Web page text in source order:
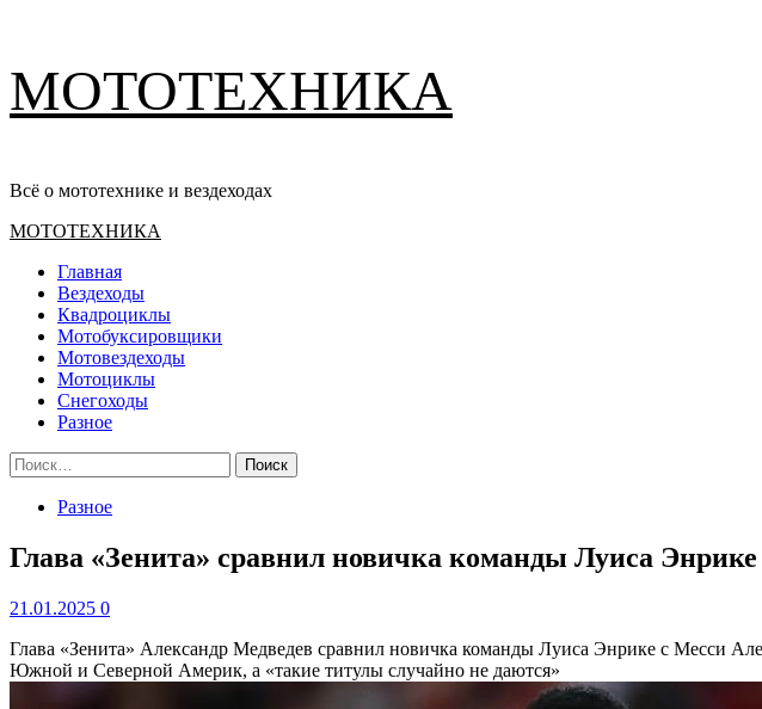
содержимому
МОТОТЕХНИКА
Всё о мототехнике и вездеходах
Основное
МОТОТЕХНИКА
Главная
Вездеходы
Квадроциклы
Мотобуксировщики
Мотовездеходы
Мотоциклы
Снегоходы
Разное
Найти:
Разное
Глава «Зенита» сравнил новичка команды Луиса
21.01.2025 0
Глава «Зенита» Александр Медведев сравнил новичка команды Луиса Энрике с Месси
Южной и Северной Америк, а «такие титулы случайно не даются»